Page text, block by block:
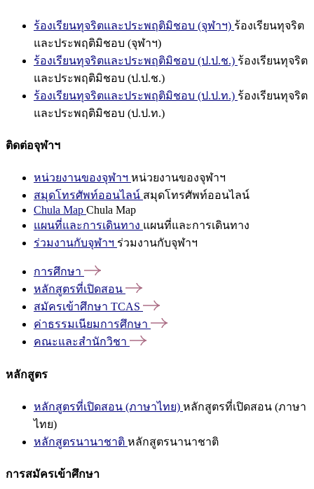
ร้องเรียนทุจริตและประพฤติมิชอบ (จุฬาฯ) ร้องเรียนทุจริต
และประพฤติมิชอบ (จุฬาฯ)
ร้องเรียนทุจริตและประพฤติมิชอบ (ป.ป.ช.) ร้องเรียนทุจริต
และประพฤติมิชอบ (ป.ป.ช.)
ร้องเรียนทุจริตและประพฤติมิชอบ (ป.ป.ท.) ร้องเรียนทุจริต
และประพฤติมิชอบ (ป.ป.ท.)
ติดต่อจุฬาฯ
หน่วยงานของจุฬาฯ หน่วยงานของจุฬาฯ
สมุดโทรศัพท์ออนไลน์ สมุดโทรศัพท์ออนไลน์
Chula Map Chula Map
แผนที่และการเดินทาง แผนที่และการเดินทาง
ร่วมงานกับจุฬาฯ ร่วมงานกับจุฬาฯ
การศึกษา
หลักสูตรที่เปิดสอน
สมัครเข้าศึกษา TCAS
ค่าธรรมเนียมการศึกษา
คณะและสำนักวิชา
หลักสูตร
หลักสูตรที่เปิดสอน (ภาษาไทย) หลักสูตรที่เปิดสอน (ภาษา
ไทย)
หลักสูตรนานาชาติ หลักสูตรนานาชาติ
การสมัครเข้าศึกษา